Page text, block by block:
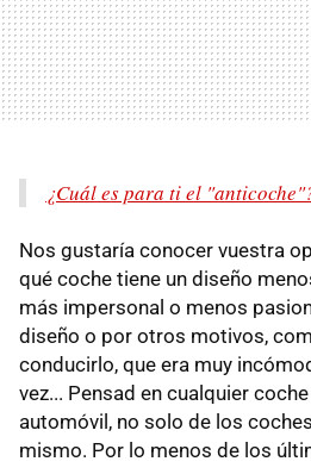
¿Cuál es para ti el
Nos gustaría conocer vuestra
qué coche tiene un diseño
más impersonal o menos
diseño o por otros motivos,
conducirlo, que era muy
vez... Pensad en cualquier
automóvil, no solo de los
mismo. Por lo menos de los